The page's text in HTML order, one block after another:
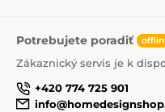
Potrebujete poradiť
Zákaznický servis je k
+420 774 725 901